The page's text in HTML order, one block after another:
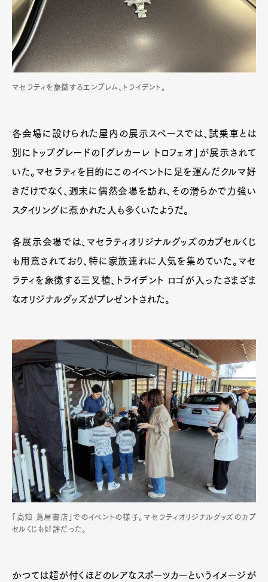
マセラティを象徴するエンブレム、トライデント。
各会場に設けられた屋内の展示スペースでは、試乗車とは
別にトップグレードの「グレカーレ トロフェオ」が展示されて
いた。マセラティを目的にこのイベントに足を運んだクルマ好
きだけでなく、週末に偶然会場を訪れ、その滑らかで力強い
スタイリングに惹かれた人も多くいたようだ。
各展示会場では、マセラティオリジナルグッズのカプセルくじ
も用意されており、特に家族連れに人気を集めていた。マセ
ラティを象徴する三叉槍、トライデント ロゴが入ったさまざま
なオリジナルグッズがプレゼントされた。
「高知 蔦屋書店」でのイベントの様子。マセラティオリジナルグッズのカプ
セルくじも好評だった。
かつては超が付くほどのレアなスポーツカーというイメージが